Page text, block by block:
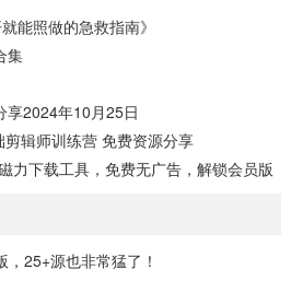
能照做的急救指南》
集
享2024年10月25日
辑师训练营 免费资源分享
力下载工具，免费无广告，解锁会员版
25+源也非常猛了！